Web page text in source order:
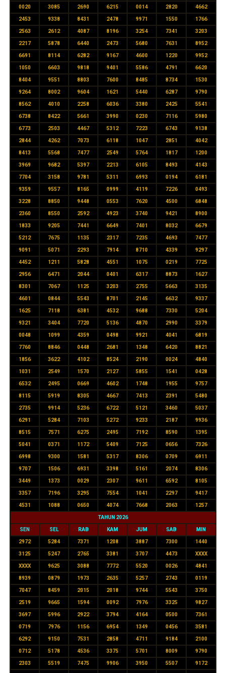
0020 3085 2690 6215 0014 2820 4662
2453 9338 8431 2478 9971 1550 1766
2563 2612 4087 8196 3254 7341 3203
2217 5878 6440 2473 5680 7631 8952
6691 8114 6282 9167 4600 1220 9952
1050 6603 9818 9401 5586 4791 6620
8404 9551 8803 7600 8485 8734 1530
9264 8002 9604 1621 5440 6287 9790
8562 4010 2258 6036 3380 2425 5541
6738 8422 5661 3990 0230 7116 5980
6773 2503 4467 5312 7223 6743 9138
2844 4262 7073 6118 1047 2851 4042
8413 5568 7477 2549 5764 1817 1200
3969 9682 5397 2213 6105 8493 4143
7704 3158 9781 5311 6993 0194 6181
9359 9557 8165 0999 4119 7226 0493
3228 8850 9448 0553 7620 4500 6848
2360 8550 2592 4923 3740 9421 8900
1833 9205 7441 6649 7401 8032 6679
5212 7675 1135 2317 7235 4693 7477
9091 5071 2293 7914 8710 4339 9297
4452 1211 5828 4551 1075 0219 7725
2956 6471 2044 0401 6317 8873 1627
8301 7067 1125 3203 2755 5663 3135
4601 0844 5543 8701 2145 6632 9337
1625 7118 6381 4532 9688 7330 5204
9321 3404 7720 5136 4870 2990 3379
0048 1099 4359 0498 9921 4041 6819
7760 8846 0448 2681 1348 6420 8821
1856 3622 4102 8524 2190 0024 4840
1031 2549 1570 2127 5855 1541 0428
6532 2495 0669 4602 1748 1955 9757
8115 5919 8305 4667 7413 2391 5480
2735 9914 5236 6722 5121 3460 5037
6291 5284 7103 5272 9233 2187 9936
8515 7571 6275 2495 7192 8590 1395
5041 0371 1172 5409 7125 0656 7326
6998 9300 1581 5317 8306 0709 6911
9707 1506 6931 3398 5161 2074 8306
3449 1373 0029 2307 9611 6592 8105
3357 7196 3295 7554 1041 2297 9417
4531 1088 0650 4074 7668 2063 1257
TAHUN 2026
SEN SEL RAB KAM JUM SAB MIN
2972 5284 7371 1208 3887 7300 1440
3125 5247 2765 3381 3707 4473 XXXX
XXXX 9625 3088 7772 5520 0026 4841
8939 0879 1973 2635 5257 2743 0119
7047 8459 2015 2018 9744 5543 3750
2519 9665 1594 0092 7976 3325 9827
3697 5996 2922 3794 4164 0500 7361
0719 7976 1156 6954 1349 0456 3581
6292 9150 7531 2858 4711 9184 2100
0712 5178 4536 3375 5701 8009 9790
2303 5519 7475 9906 3950 5507 9172